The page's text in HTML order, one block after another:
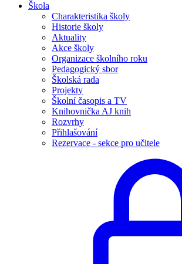
Škola
Charakteristika školy
Historie školy
Aktuality
Akce školy
Organizace školního roku
Pedagogický sbor
Školská rada
Projekty
Školní časopis a TV
Knihovnička AJ knih
Rozvrhy
Přihlašování
Rezervace - sekce pro učitele